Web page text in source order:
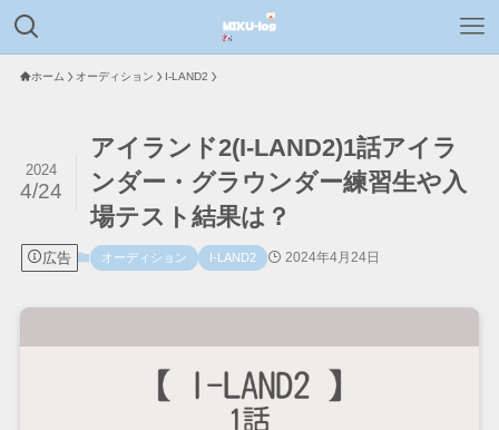
ホーム オーディション I-LAND2
アイランド2(I-LAND2)1話アイラ
ンダー・グラウンダー練習生や入
場テスト結果は？
2024
4/24
広告 オーディション I-LAND2 2024年4月24日